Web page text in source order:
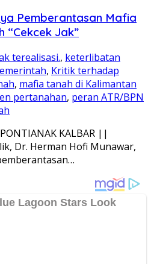
Pemberantasan Mafia
“Cekcek Jak”
terealisasi., keterlibatan
, Kritik terhadap
, mafia tanah di Kalimantan
pertanahan, peran ATR/BPN
KALBAR ||
Dr. Herman Hofi Munawar,